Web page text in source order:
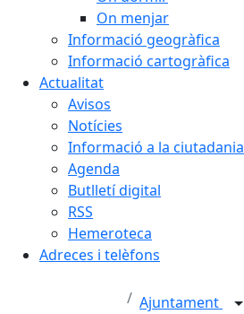
On menjar
Informació geogràfica
Informació cartogràfica
Actualitat
Avisos
Notícies
Informació a la ciutadania
Agenda
Butlletí digital
RSS
Hemeroteca
Adreces i telèfons
Ajuntament